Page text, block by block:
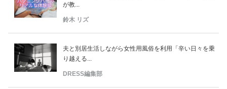
が教...
鈴木 リズ
夫と別居生活しながら女性用風俗を利用「辛い日々を乗
り越える...
DRESS編集部